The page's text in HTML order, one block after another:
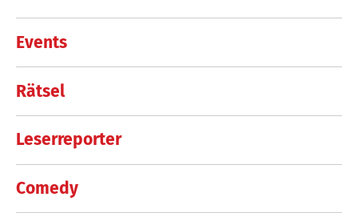
Events
Rätsel
Leserreporter
Comedy